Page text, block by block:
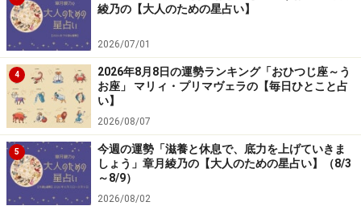
綾乃の【大人のための星占い】
2026/07/01
4
2026年8月8日の運勢ランキング「おひつじ座～う
お座」 マリィ・プリマヴェラの【毎日ひとこと占
い】
2026/08/07
5
今週の運勢「滋養と休息で、底力を上げていきま
しょう」章月綾乃の【大人のための星占い】（8/3
～8/9）
2026/08/02